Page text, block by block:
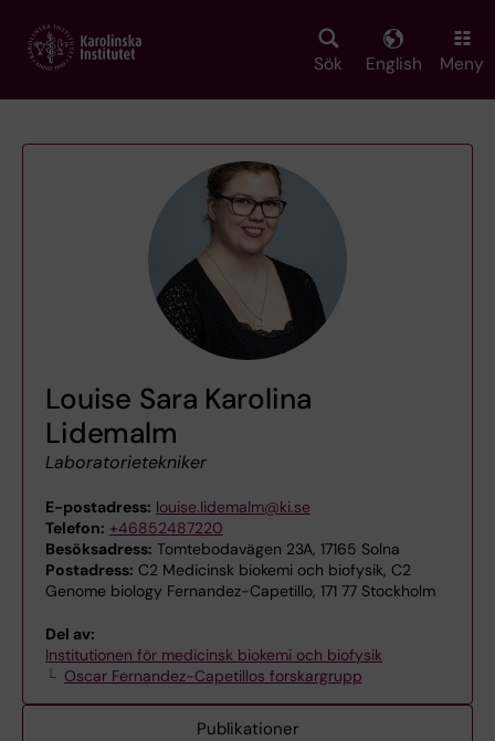
main
Sök English Meny
Louise Sara Karolina
Lidemalm
Laboratorietekniker
E-postadress: louise.lidemalm@ki.se
Telefon: +46852487220
Besöksadress: Tomtebodavägen 23A, 17165 Solna
Postadress: C2 Medicinsk biokemi och biofysik, C2
Genome biology Fernandez-Capetillo, 171 77 Stockholm
Del av:
Institutionen för medicinsk biokemi och biofysik
Oscar Fernandez-Capetillos forskargrupp
Publikationer